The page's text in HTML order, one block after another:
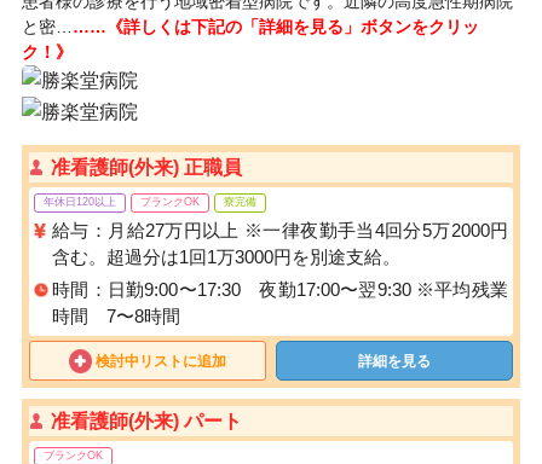
と密… ……《詳しくは下記の「詳細を見る」ボタンをクリッ
ク！》
准看護師(外来) 正職員
年休日120以上 ブランクOK 寮完備
給与：月給27万円以上 ※一律夜勤手当4回分5万2000円
含む。超過分は1回1万3000円を別途支給。
時間：日勤9:00〜17:30 夜勤17:00〜翌9:30 ※平均残業
時間 7〜8時間
検討中リストに追加 詳細を見る
准看護師(外来) パート
ブランクOK